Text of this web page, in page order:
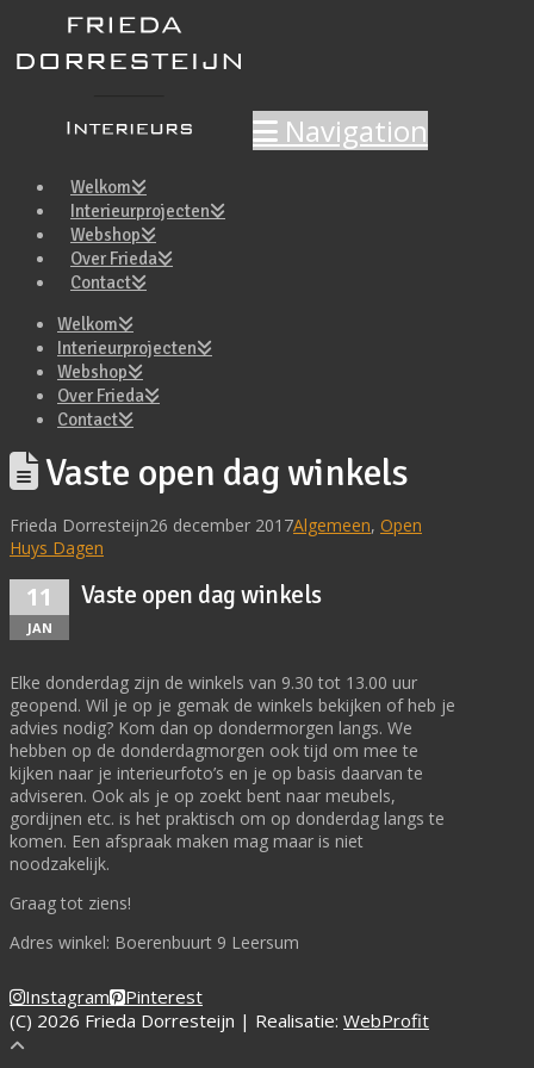
Navigation
Welkom
Interieurprojecten
Webshop
Over Frieda
Contact
Welkom
Interieurprojecten
Webshop
Over Frieda
Contact
Vaste open dag winkels
Frieda Dorresteijn26 december 2017Algemeen, Open
Huys Dagen
11
JAN
Vaste open dag winkels
Elke donderdag zijn de winkels van 9.30 tot 13.00 uur
geopend. Wil je op je gemak de winkels bekijken of heb je
advies nodig? Kom dan op dondermorgen langs. We
hebben op de donderdagmorgen ook tijd om mee te
kijken naar je interieurfoto’s en je op basis daarvan te
adviseren. Ook als je op zoekt bent naar meubels,
gordijnen etc. is het praktisch om op donderdag langs te
komen. Een afspraak maken mag maar is niet
noodzakelijk.
Graag tot ziens!
Adres winkel: Boerenbuurt 9 Leersum
Instagram
Pinterest
(C) 2026 Frieda Dorresteijn | Realisatie: WebProfit